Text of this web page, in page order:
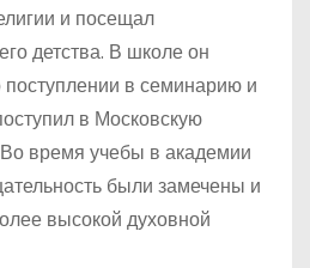
и посещал
детства. В школе он
в семинарию и
в Московскую
время учебы в академии
были замечены и
высокой духовной